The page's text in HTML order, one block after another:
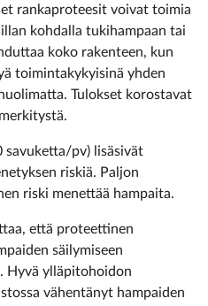
rankaproteesit voivat toimia
kohdalla tukihampaan tai
koko rakenteen, kun
toimintakykyisinä yhden
Tulokset korostavat
savuketta/pv) lisäsivät
riskiä. Paljon
riski menettää hampaita.
että proteettinen
säilymiseen
Hyvä ylläpitohoidon
vähentänyt hampaiden